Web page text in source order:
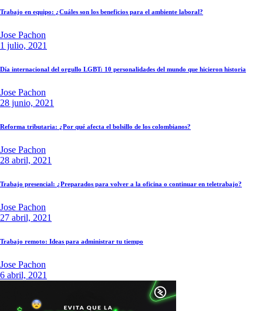
Trabajo en equipo: ¿Cuáles son los beneficios para el ambiente laboral?
Jose Pachon
1 julio, 2021
Día internacional del orgullo LGBT: 10 personalidades del mundo que hicieron historia
Jose Pachon
28 junio, 2021
Reforma tributaria: ¿Por qué afecta el bolsillo de los colombianos?
Jose Pachon
28 abril, 2021
Trabajo presencial: ¿Preparados para volver a la oficina o continuar en teletrabajo?
Jose Pachon
27 abril, 2021
Trabajo remoto: Ideas para administrar tu tiempo
Jose Pachon
6 abril, 2021